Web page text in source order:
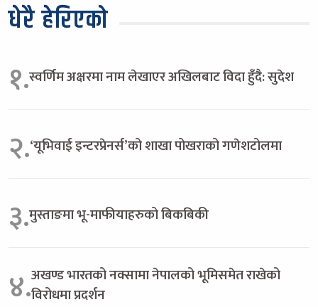
धेरै हेरिएको
१.स्वर्णिम अक्षरमा नाम लेखाएर अखिलबाट विदा हुँदै: सुदेश
२.‘यूभिवाई इन्टरप्रेनर्स’को शाखा पोखराको गणेशटोलमा
३.मुस्ताङमा भू-माफीयाहरुको बिकबिकी
४.अखण्ड भारतको नक्सामा नेपालको भूमिसमेत राखेको
विरोधमा प्रदर्शन